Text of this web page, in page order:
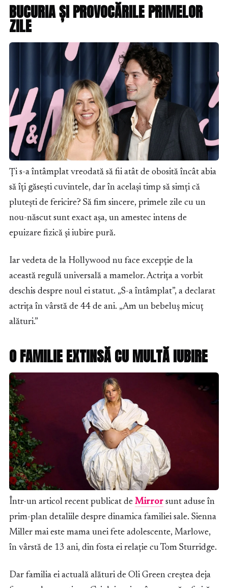
BUCURIA ȘI PROVOCĂRILE PRIMELOR
ZILE
Ți s-a întâmplat vreodată să fii atât de obosită încât abia
să îți găsești cuvintele, dar în același timp să simți că
plutești de fericire? Să fim sincere, primele zile cu un
nou-născut sunt exact așa, un amestec intens de
epuizare fizică și iubire pură.
Iar vedeta de la Hollywood nu face excepție de la
această regulă universală a mamelor. Actrița a vorbit
deschis despre noul ei statut. „S-a întâmplat”, a declarat
actrița în vârstă de 44 de ani. „Am un bebeluș micuț
alături.”
O FAMILIE EXTINSĂ CU MULTĂ IUBIRE
Într-un articol recent publicat de Mirror sunt aduse în
prim-plan detaliile despre dinamica familiei sale. Sienna
Miller mai este mama unei fete adolescente, Marlowe,
în vârstă de 13 ani, din fosta ei relație cu Tom Sturridge.
Dar familia ei actuală alături de Oli Green creștea deja